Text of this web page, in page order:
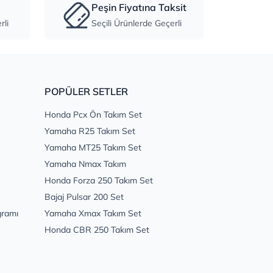
Peşin Fiyatına Taksit
Seçili Ürünlerde Geçerli
POPÜLER SETLER
Honda Pcx Ön Takım Set
Yamaha R25 Takım Set
Yamaha MT25 Takım Set
Yamaha Nmax Takım
Honda Forza 250 Takım Set
Bajaj Pulsar 200 Set
Yamaha Xmax Takım Set
Honda CBR 250 Takım Set